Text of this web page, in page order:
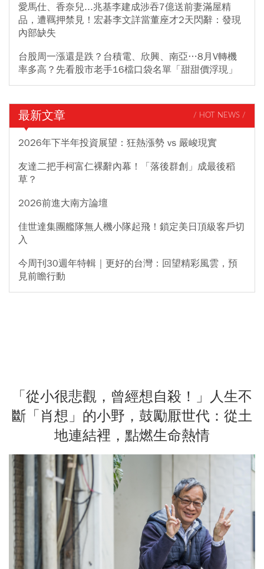
愛馬仕、香奈兒...兆基李建成涉吞7億送前妻滿屋精
品，遭羈押禁見！宏碁李文詳當董座才2天閃辭：發現
內部缺失
台股周一漲還是跌？台積電、欣興、南亞…8月V轉機
率多高？先看股市老手16檔口袋名單「甜甜價浮現」
最新文章 / HOT NEWS /
2026年下半年投資展望：狂熱漲勢 vs 嚴峻現實
友達二把手柯富仁裸辭內幕！「落後群創」成最後稻
草？
2026前進大南方論壇
佳世達集團艦隊無人機小隊起飛！鎖定美日頂級客戶切
入
今周刊30週年特輯｜更好的台灣：回望精彩風雲，預
見前瞻行動
「從小很悲觀，曾經想自殺！」人生不
斷「肖想」的小野，鼓勵厭世代：從土
地連結裡，點燃生命熱情